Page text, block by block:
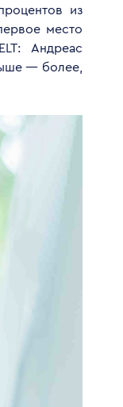
из
место
Андреас
— более,